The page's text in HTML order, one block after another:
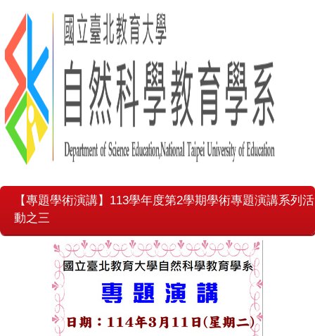
【專題學術演講】113學年度第2學期學術專題演講系列活
動之三